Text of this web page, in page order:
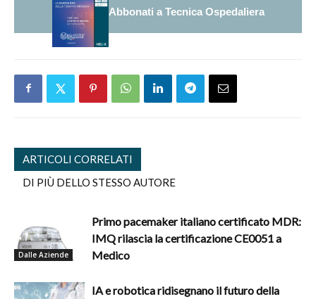
Abbonati a Tecnica Ospedaliera
ARTICOLI CORRELATI
DI PIÙ DELLO STESSO AUTORE
Dalle Aziende
Primo pacemaker italiano certificato MDR:
IMQ rilascia la certificazione CE0051 a
Medico
IA e robotica ridisegnano il futuro della